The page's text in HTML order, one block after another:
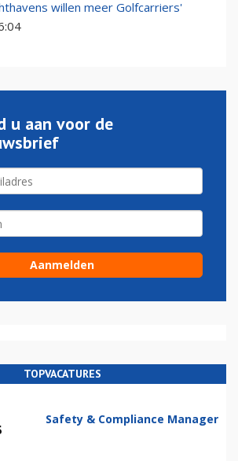
willen meer Golfcarriers'
u aan voor de
TOPVACATURES
Safety & Compliance Manager